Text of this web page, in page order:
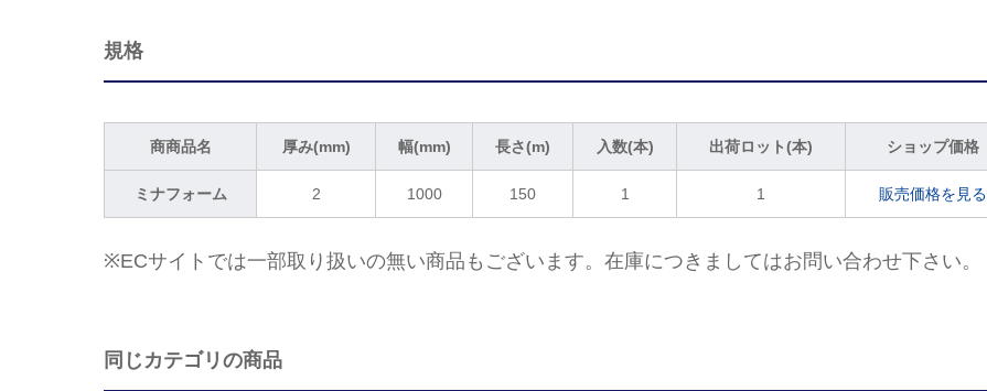
規格
商商品名 厚み(mm) 幅(mm) 長さ(m) 入数(本) 出荷ロット(本) ショップ価格
ミナフォーム 2 1000 150 1 1 販売価格を見る
※ECサイトでは一部取り扱いの無い商品もございます。在庫につきましてはお問い合わせ下さい。
同じカテゴリの商品